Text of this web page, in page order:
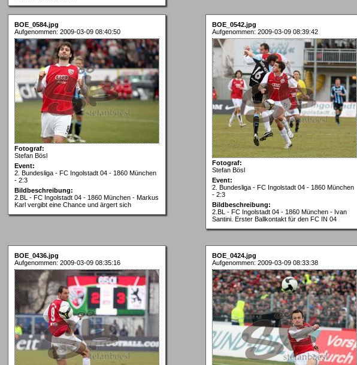
BOE_0584.jpg
Aufgenommen: 2009-03-09 08:40:50
Fotograf:
Stefan Bösl
Event:
2. Bundesliga - FC Ingolstadt 04 - 1860 München
- 2:3
Bildbeschreibung:
2.BL - FC Ingolstadt 04 - 1860 München - Markus
Karl vergibt eine Chance und ärgert sich
BOE_0542.jpg
Aufgenommen: 2009-03-09 08:39:42
Fotograf:
Stefan Bösl
Event:
2. Bundesliga - FC Ingolstadt 04 - 1860 München
- 2:3
Bildbeschreibung:
2.BL - FC Ingolstadt 04 - 1860 München - Ivan
Santini. Erster Ballkontakt für den FC IN 04
BOE_0436.jpg
Aufgenommen: 2009-03-09 08:35:16
BOE_0424.jpg
Aufgenommen: 2009-03-09 08:33:38